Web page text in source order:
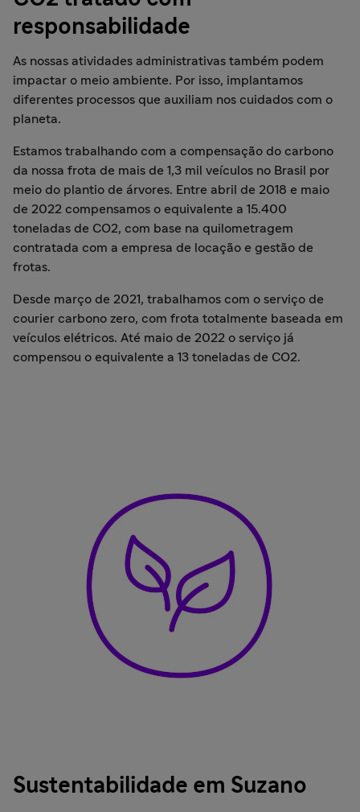
responsabilidade
As nossas atividades administrativas também podem
impactar o meio ambiente. Por isso, implantamos
diferentes processos que auxiliam nos cuidados com o
planeta.
Estamos trabalhando com a compensação do carbono
da nossa frota de mais de 1,3 mil veículos no Brasil por
meio do plantio de árvores. Entre abril de 2018 e maio
de 2022 compensamos o equivalente a 15.400
toneladas de CO2, com base na quilometragem
contratada com a empresa de locação e gestão de
frotas.
Desde março de 2021, trabalhamos com o serviço de
courier carbono zero, com frota totalmente baseada em
veículos elétricos. Até maio de 2022 o serviço já
compensou o equivalente a 13 toneladas de CO2.
Sustentabilidade em Suzano